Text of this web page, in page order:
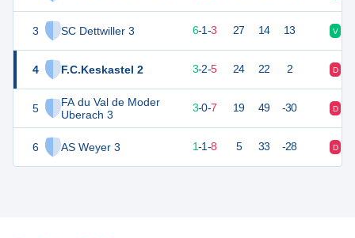
3 SC Dettwiller 3
4 F.C.Keskastel 2
5
FA du Val de Moder
Uberach 3
6 AS Weyer 3
6-1-3 27 14 13 V
11 3-2-5 24 22 2 D
9 3-0-7 19 49 -30 D
1-1-8 5 33 -28 D